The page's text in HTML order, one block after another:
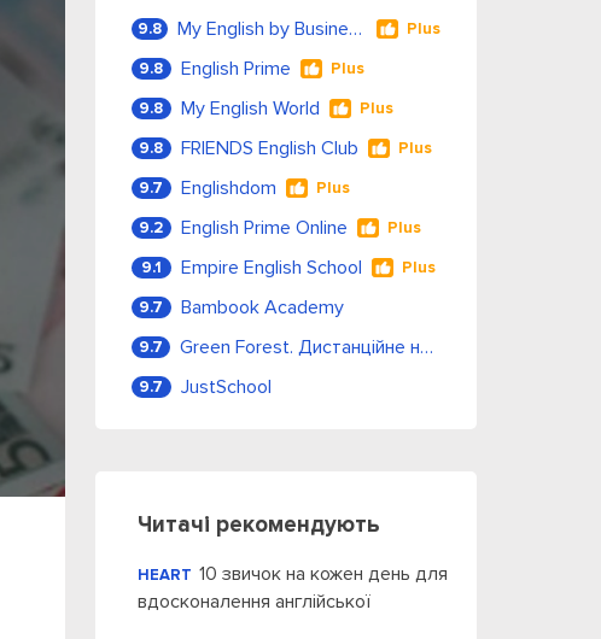
9.8 My English by Business Language Plus
9.8 English Prime Plus
9.8 My English World Plus
9.8 FRIENDS English Club Plus
9.7 Englishdom Plus
9.2 English Prime Online Plus
9.1 Empire English School Plus
9.7 Bambook Academy
9.7 Green Forest. Дистанційне навчання
9.7 JustSchool
Читачі рекомендують
HEART 10 звичок на кожен день для
вдосконалення англійської